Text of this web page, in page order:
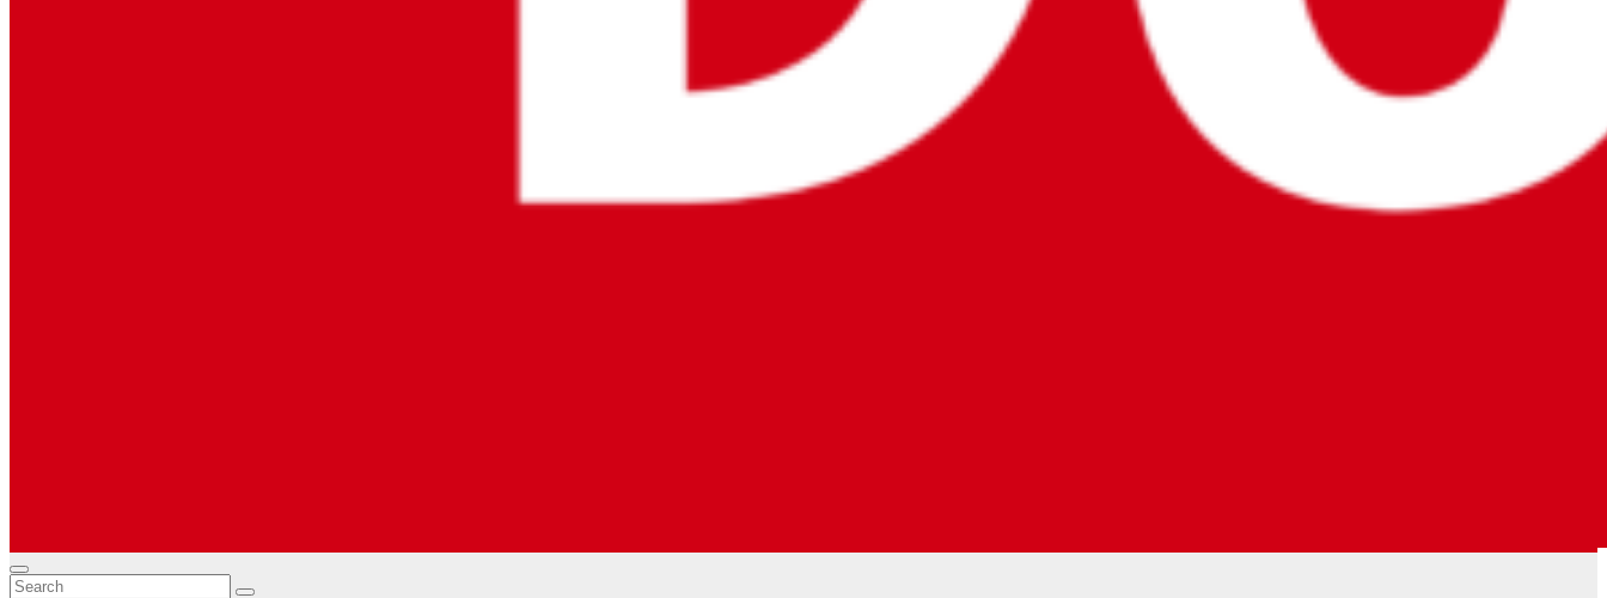
Dugopolje Portal
Najnovije vijesti Hrvatske, Dalmacije i Svijeta